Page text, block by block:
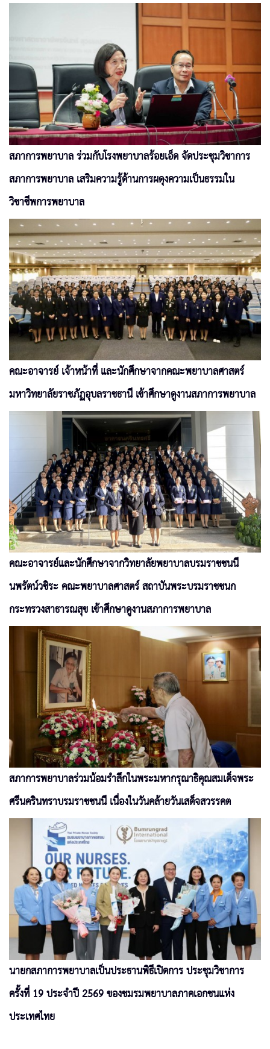
สภาการพยาบาล ร่วมกับโรงพยาบาลร้อยเอ็ด จัดประชุมวิชาการ
สภาการพยาบาล เสริมความรู้ด้านการผดุงความเป็นธรรมใน
วิชาชีพการพยาบาล
คณะอาจารย์ เจ้าหน้าที่ และนักศึกษาจากคณะพยาบาลศาสตร์
มหาวิทยาลัยราชภัฏอุบลราชธานี เข้าศึกษาดูงานสภาการพยาบาล
คณะอาจารย์และนักศึกษาจากวิทยาลัยพยาบาลบรมราชชนนี
นพรัตน์วชิระ คณะพยาบาลศาสตร์ สถาบันพระบรมราชชนก
กระทรวงสาธารณสุข เข้าศึกษาดูงานสภาการพยาบาล
สภาการพยาบาลร่วมน้อมรำลึกในพระมหากรุณาธิคุณสมเด็จพระ
ศรีนครินทราบรมราชชนนี เนื่องในวันคล้ายวันเสด็จสวรรคต
นายกสภาการพยาบาลเป็นประธานพิธีเปิดการ ประชุมวิชาการ
ครั้งที่ 19 ประจำปี 2569 ของชมรมพยาบาลภาคเอกชนแห่ง
ประเทศไทย